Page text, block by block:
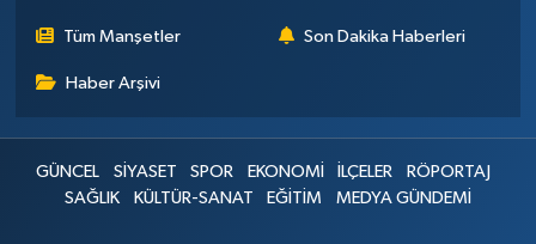
Tüm Manşetler Son Dakika Haberleri
Haber Arşivi
GÜNCEL SİYASET SPOR EKONOMİ İLÇELER
RÖPORTAJ
SAĞLIK
KÜLTÜR-SANAT EĞİTİM MEDYA GÜNDEMİ